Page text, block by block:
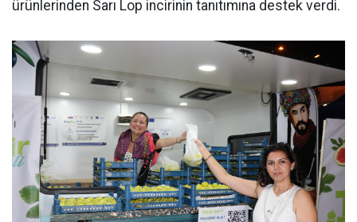
ürünlerinden Sarı Lop incirinin tanıtımına destek verdi.